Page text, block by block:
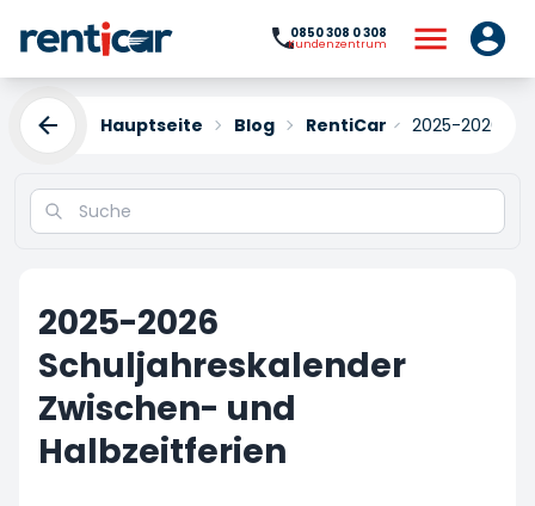
0850 308 0 308
Kundenzentrum
Hauptseite Blog RentiCar 2025-2026
2025-2026
Schuljahreskalender
Zwischen- und
Halbzeitferien